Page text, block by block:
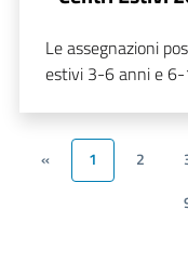
Le assegnazioni
estivi 3-6 anni e
« 1 2